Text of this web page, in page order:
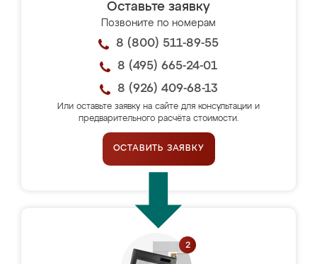
Оставьте заявку
Позвоните по номерам
8 (800) 511-89-55
8 (495) 665-24-01
8 (926) 409-68-13
Или оставьте заявку на сайте для консультации и
предварительного расчёта стоимости.
ОСТАВИТЬ ЗАЯВКУ